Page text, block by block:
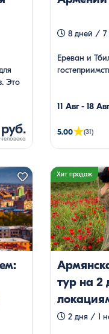
Это
8 дней / 7
Ереван и
11 Авг - 18 Авг
5.00★(31)
Хит продаж
тур на 2
2 дня / 1